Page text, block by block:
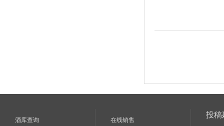
酒库查询 在线销售
投稿